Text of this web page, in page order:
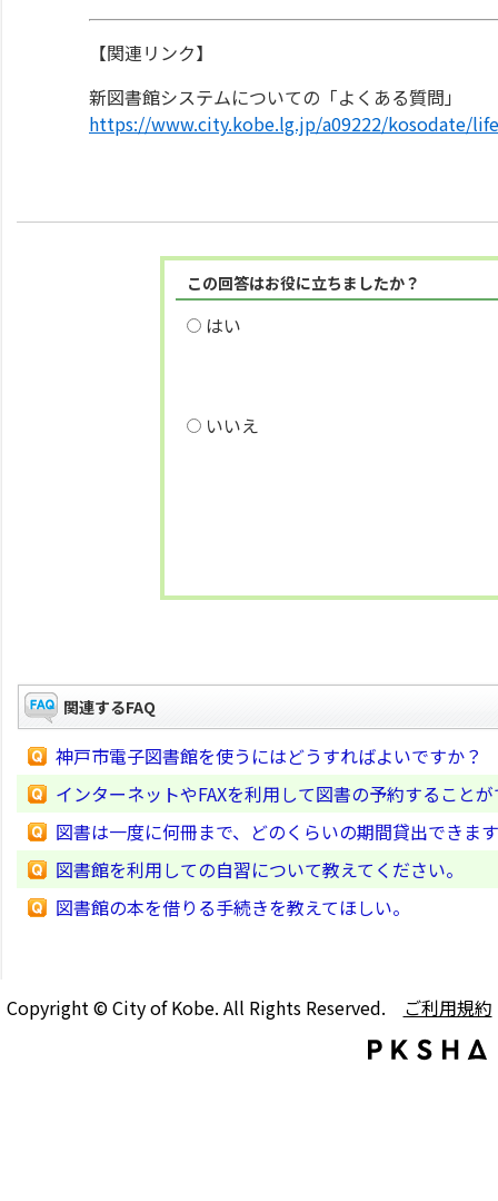
【関連リンク】
新図書館システムについての「よくある質問」
https://www.city.kobe.lg.jp/a09222/kosodate/
この回答はお役に立ちましたか？
はい
いいえ
関連するFAQ
神戸市電子図書館を使うにはどうすればよいですか？
インターネットやFAXを利用して図書の予約すること
図書は一度に何冊まで、どのくらいの期間貸出できま
図書館を利用しての自習について教えてください。
図書館の本を借りる手続きを教えてほしい。
Copyright © City of Kobe. All Rights Reserved. ご利用規約